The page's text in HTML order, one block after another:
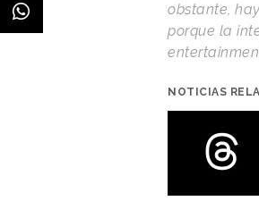
obstante,
porque la
NOTICIAS